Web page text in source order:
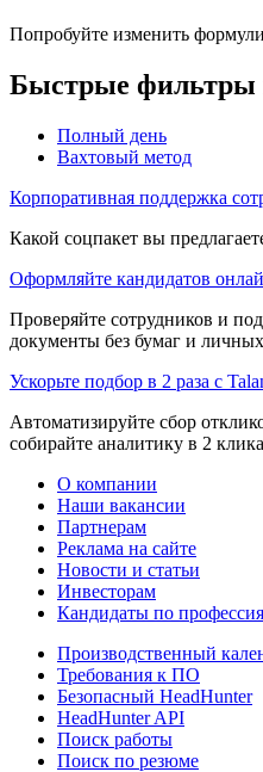
Попробуйте изменить
Быстрые фильтры
Полный день
Вахтовый метод
Корпоративная поддержка
Какой соцпакет вы
Оформляйте кандидатов
Проверяйте сотрудников и
документы без бумаг и
Ускорьте подбор в 2 раза с
Автоматизируйте сбор
собирайте аналитику в 2 клика
О компании
Наши вакансии
Партнерам
Реклама на сайте
Новости и статьи
Инвесторам
Кандидаты по
Производственный
Требования к ПО
Безопасный HeadHunter
HeadHunter API
Поиск работы
Поиск по резюме